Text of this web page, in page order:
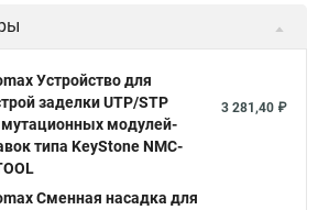
Устройство для
заделки UTP/STP
модулей-
типа KeyStone NMC-
3 281,40 ₽
Сменная насадка для